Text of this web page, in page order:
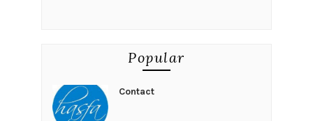
Popular
Contact